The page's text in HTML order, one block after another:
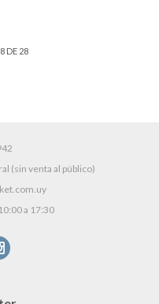
DE 28
(sin venta al público)
a 17:30